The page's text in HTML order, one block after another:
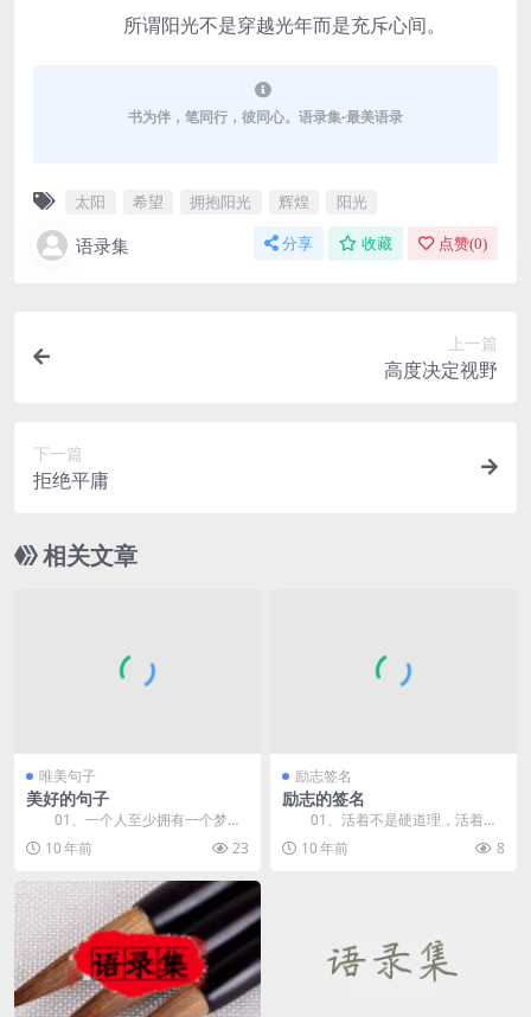
所谓阳光不是穿越光年而是充斥心间。
书为伴，笔同行，彼同心。语录集-最美语录
太阳 希望 拥抱阳光 辉煌 阳光
语录集 分享 收藏 点赞(0)
上一篇
高度决定视野
下一篇
拒绝平庸
相关文章
唯美句子
美好的句子
01、一个人至少拥有一个梦
想，有一个理由去坚强。 0
2、幸...
10 年前 23
励志签名
励志的签名
01、活着不是硬道理，活着并
硬着才是道理。 02、旁观者
的...10 年前 8